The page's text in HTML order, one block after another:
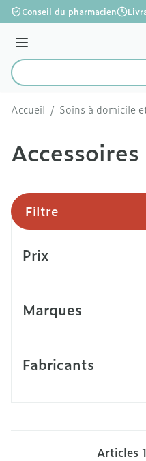
Aller au contenu
Conseil du pharmacien
Menu
Rechercher
Accueil / Soins à domicile
Accessoires
Filtre
Prix
Marques
Fabricants
Articles 1